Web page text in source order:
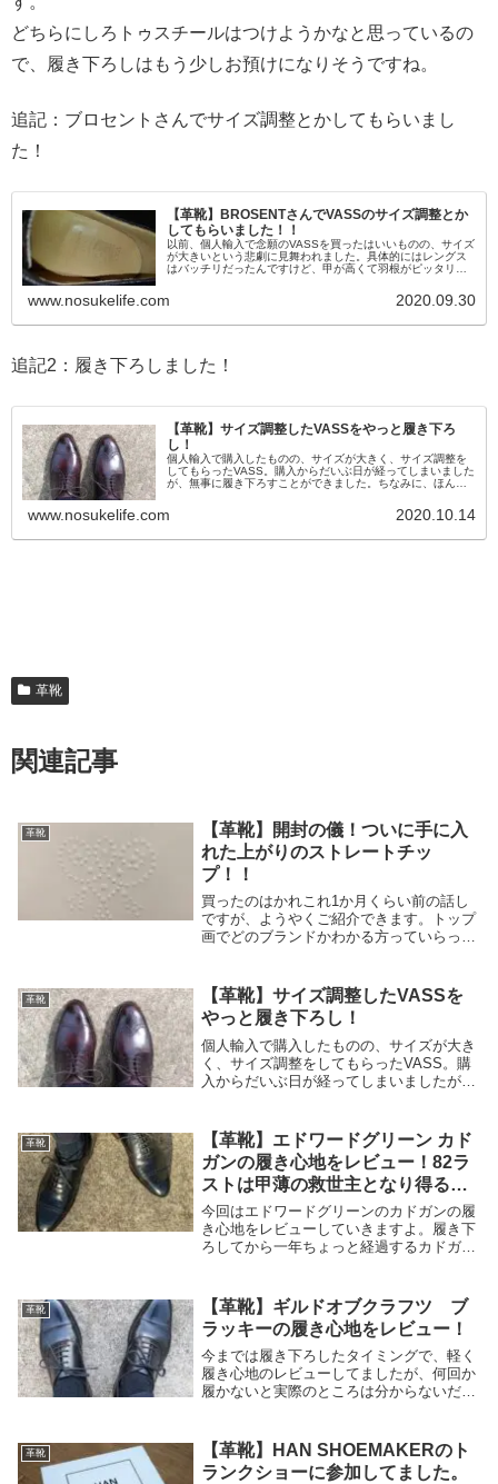
どちらにしろトゥスチールはつけようかなと思っているの
で、履き下ろしはもう少しお預けになりそうですね。
追記：ブロセントさんでサイズ調整とかしてもらいまし
た！
【革靴】BROSENTさんでVASSのサイズ調整とか
してもらいました！！
以前、個人輸入で念願のVASSを買ったはいいものの、サイズ
が大きいという悲劇に見舞われました。具体的にはレングス
はバッチリだったんですけど、甲が高くて羽根がピッタリと
www.nosukelife.com 2020.09.30
追記2：履き下ろしました！
【革靴】サイズ調整したVASSをやっと履き下ろ
し！
個人輸入で購入したものの、サイズが大きく、サイズ調整を
してもらったVASS。購入からだいぶ日が経ってしまいました
が、無事に履き下ろすことができました。ちなみに、ほんと
www.nosukelife.com 2020.10.14
革靴
関連記事
革靴
【革靴】開封の儀！ついに手に入
れた上がりのストレートチッ
プ！！
買ったのはかれこれ1か月くらい前の話し
ですが、ようやくご紹介できます。トップ
画でどのブランドかわかる方っていらっし
すが、あくまで暫定です笑ただこれさえあ
れば、ひとま...
革靴
【革靴】サイズ調整したVASSを
やっと履き下ろし！
個人輸入で購入したものの、サイズが大き
く、サイズ調整をしてもらったVASS。購
入からだいぶ日が経ってしまいましたが、
けの内容です。特に有益な情報もないので
暇な時にで...
革靴
【革靴】エドワードグリーン カド
ガンの履き心地をレビュー！82ラ
ストは甲薄の救世主となり得る
か！？
今回はエドワードグリーンのカドガンの履
き心地をレビューしていきますよ。履き下
ろしてから一年ちょっと経過するカドガン
ですかね。たぶん。まだまだ馴染む余地は
あるかと...
革靴
【革靴】ギルドオブクラフツ ブ
ラッキーの履き心地をレビュー！
今までは履き下ろしたタイミングで、軽く
履き心地のレビューしてましたが、何回か
履かないと実際のところは分からないだろ
ちょっとだけなんですけどね。さてさて、
こちらの記事...
革靴
【革靴】HAN SHOEMAKERのト
ランクショーに参加してました。